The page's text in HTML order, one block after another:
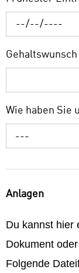
Wie haben Sie
---
Anlagen
Du kannst hier
Dokument
Folgende